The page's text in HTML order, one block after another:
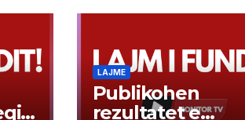
LAJME
Publikohen
rezultatet e